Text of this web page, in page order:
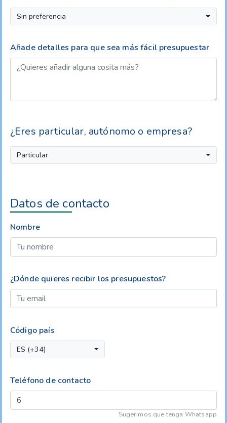
Sin preferencia
Añade detalles para que sea más fácil presupuestar
¿Eres particular, autónomo o empresa?
Particular
Datos de contacto
Nombre
¿Dónde quieres recibir los presupuestos?
Código país
ES (+34)
Teléfono de contacto
Sugerimos que tenga Whatsapp